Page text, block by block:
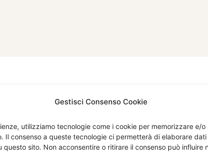
Gestisci Consenso Cookie
utilizziamo tecnologie come i cookie per memorizzare e/
Il consenso a queste tecnologie ci permetterà di elaborare
questo sito. Non acconsentire o ritirare il consenso può influire
Menù